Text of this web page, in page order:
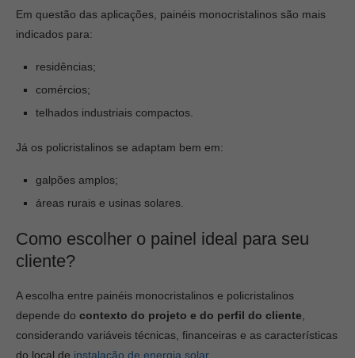
Em questão das aplicações, painéis monocristalinos são mais
indicados para:
residências;
comércios;
telhados industriais compactos.
Já os policristalinos se adaptam bem em:
galpões amplos;
áreas rurais e usinas solares.
Como escolher o painel ideal para seu
cliente?
A escolha entre painéis monocristalinos e policristalinos
depende do contexto do projeto e do perfil do cliente
considerando variáveis técnicas, financeiras e as características
do local de instalação de energia solar.